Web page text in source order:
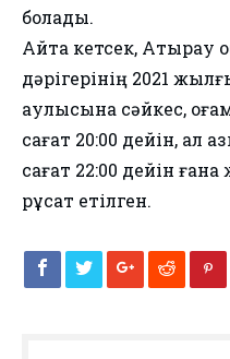
болады.
Айта кетсек, Атырау
дәрігерінің 2021
қаулысына сәйкес,
сағат 20:00 дейін, ал
сағат 22:00 дейін
рұқсат етілген.